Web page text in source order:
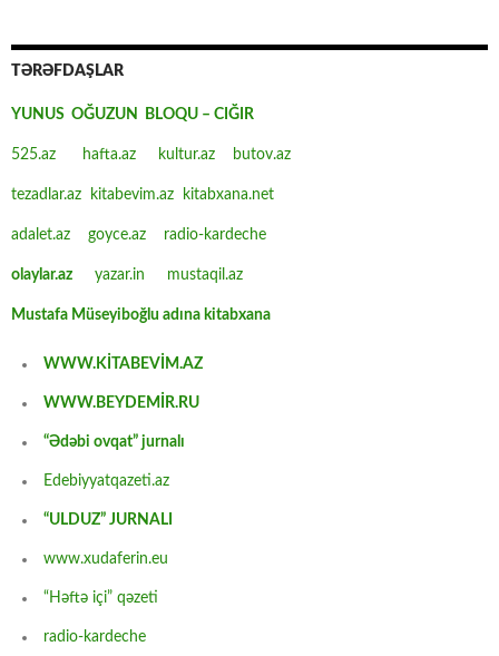
TƏRƏFDAŞLAR
YUNUS OĞUZUN BLOQU – CIĞIR
525.az hafta.az kultur.az butov.az
tezadlar.az kitabevim.az kitabxana.net
adalet.az goyce.az radio-kardeche
olaylar.az yazar.in mustaqil.az
Mustafa Müseyiboğlu adına kitabxana
WWW.KİTABEVİM.AZ
WWW.BEYDEMİR.RU
“Ədəbi ovqat” jurnalı
Edebiyyatqazeti.az
“ULDUZ” JURNALI
www.xudaferin.eu
“Həftə içi” qəzeti
radio-kardeche